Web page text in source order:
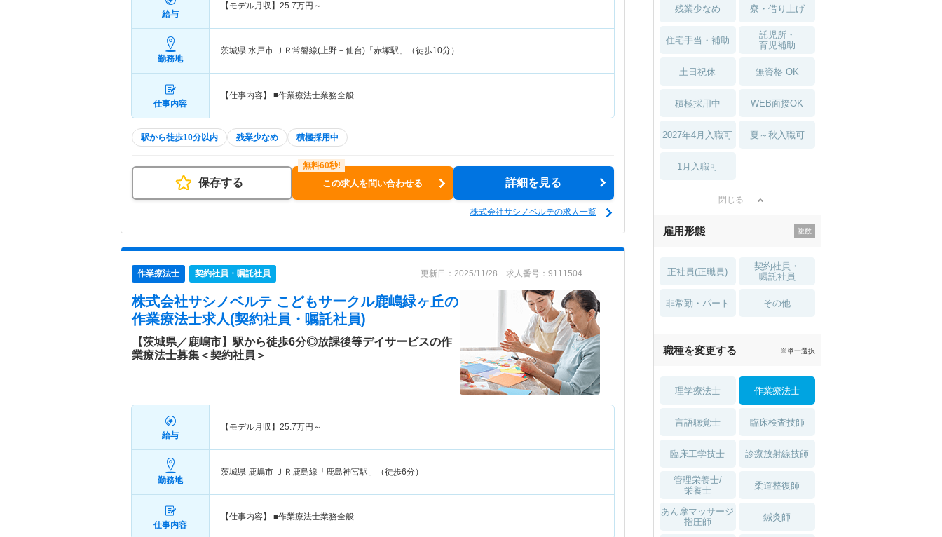
給与
【モデル月収】 25.7万円～
勤務地
茨城県 水戸市 ＪＲ常磐線(上野－仙台)「赤塚駅」（徒歩10分）
仕事内容
【仕事内容】 ■作業療法士業務全般
駅から徒歩10分以内 残業少なめ 積極採用中
保存する この求人を問い合わせる 詳細を見る
株式会社サシノベルテの求人一覧
作業療法士 契約社員・嘱託社員 更新日：2025/11/28 求人番号：9111504
株式会社サシノベルテ こどもサークル鹿嶋緑ヶ丘の
作業療法士求人(契約社員・嘱託社員)
【茨城県／鹿嶋市】駅から徒歩6分◎放課後等デイサービスの作
業療法士募集＜契約社員＞
給与
【モデル月収】 25.7万円～
勤務地
茨城県 鹿嶋市 ＪＲ鹿島線「鹿島神宮駅」（徒歩6分）
仕事内容
【仕事内容】 ■作業療法士業務全般
残業少なめ 寮・借り上げ
住宅手当・補助
託児所・
育児補助
土日祝休 無資格 OK
積極採用中 WEB面接OK
2027年4月入職可 夏～秋入職可
1月入職可
閉じる
雇用形態
正社員(正職員)
契約社員・
嘱託社員
非常勤・パート その他
職種を変更する ※単一選択
理学療法士 作業療法士
言語聴覚士 臨床検査技師
臨床工学技士 診療放射線技師
管理栄養士/
栄養士
柔道整復師
あん摩マッサージ
指圧師
鍼灸師